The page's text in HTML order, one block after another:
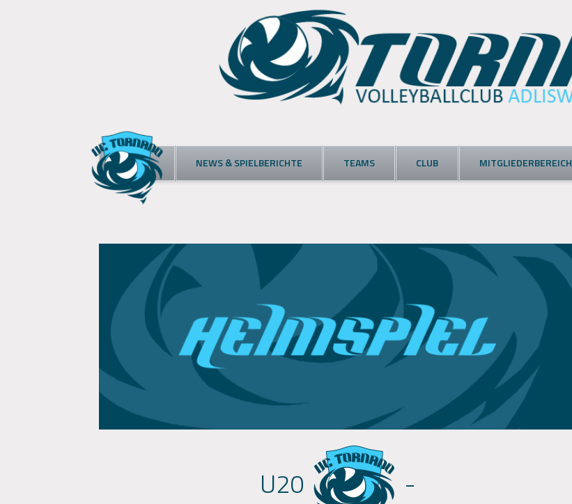
NEWS & SPIELBERICHTE TEAMS CLUB MITGLIEDERBEREICH
U20 -